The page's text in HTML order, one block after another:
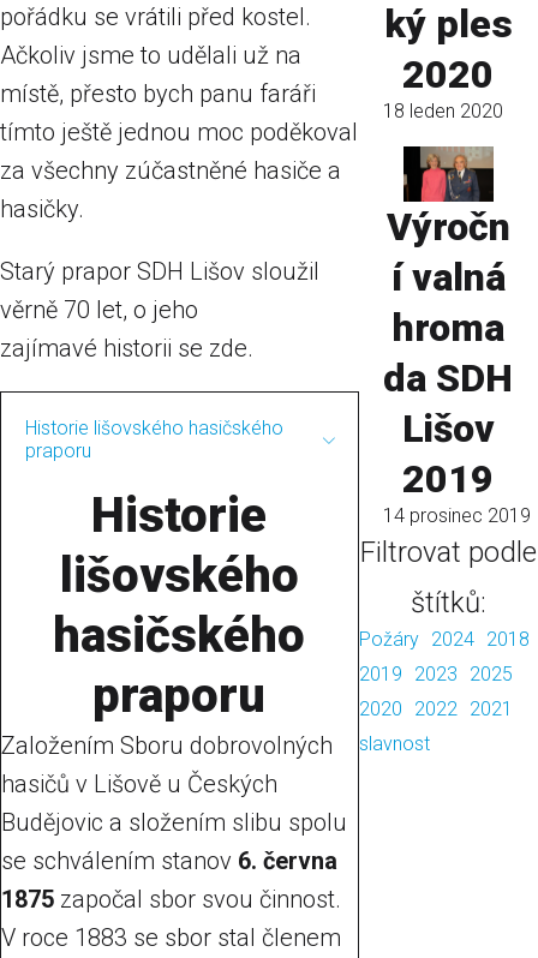
pořádku se vrátili před kostel.
Ačkoliv jsme to udělali už na
místě, přesto bych panu faráři
tímto ještě jednou moc poděkoval
za všechny zúčastněné hasiče a
hasičky.
Starý prapor SDH Lišov sloužil
věrně 70 let, o jeho
zajímavé historii se zde.
Historie lišovského hasičského
praporu
Historie
lišovského
hasičského
praporu
Založením Sboru dobrovolných
hasičů v Lišově u Českých
Budějovic a složením slibu spolu
se schválením stanov 6. června
1875 započal sbor svou činnost.
V roce 1883 se sbor stal členem
ký ples
2020
18 leden 2020
Výročn
í valná
hroma
da SDH
Lišov
2019
14 prosinec 2019
Filtrovat podle
štítků:
Požáry 2024 2018
2019
2023
2025
2020
2022 2021
slavnost